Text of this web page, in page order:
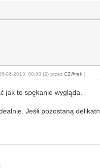
06-2013, 00:00 {2} przezCZ@rek .)
jak to spękanie wygląda.
Jeśłi pozostaną